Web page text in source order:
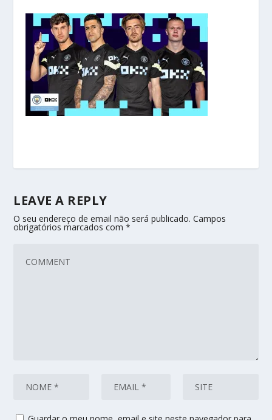
LEAVE A REPLY
O seu endereço de email não será publicado. Campos
obrigatórios marcados com*